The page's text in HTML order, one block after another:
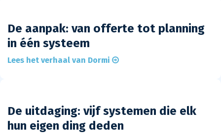
De aanpak: van offerte tot planning
in één systeem
Lees het verhaal van Dormi
De uitdaging: vijf systemen die elk
hun eigen ding deden